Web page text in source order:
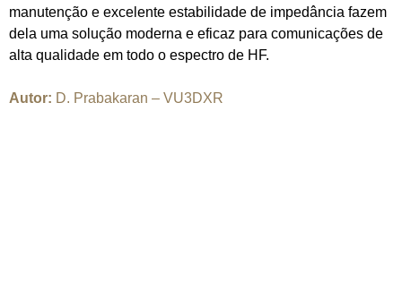
manutenção e excelente estabilidade de impedância fazem
dela uma solução moderna e eficaz para comunicações de
alta qualidade em todo o espectro de HF.
Autor: D. Prabakaran – VU3DXR